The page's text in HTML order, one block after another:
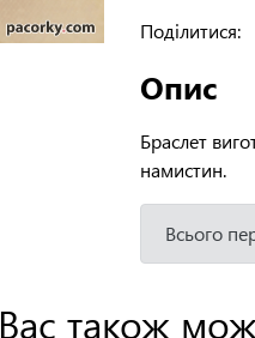
Поділитися:
Опис
Браслет
намистин.
Всього
Вас також